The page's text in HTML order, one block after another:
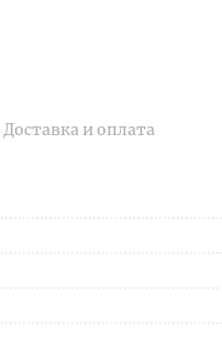
Доставка и оплата